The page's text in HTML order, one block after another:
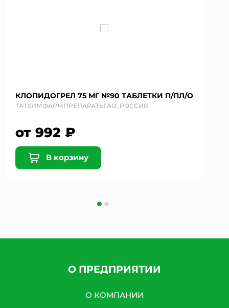
КЛОПИДОГРЕЛ 75 МГ №90 ТАБЛЕТКИ П/ПЛ/О
ТАТХИМФАРМПРЕПАРАТЫ АО, РОССИЯ
от 992 ₽
В корзину
О ПРЕДПРИЯТИИ
О КОМПАНИИ